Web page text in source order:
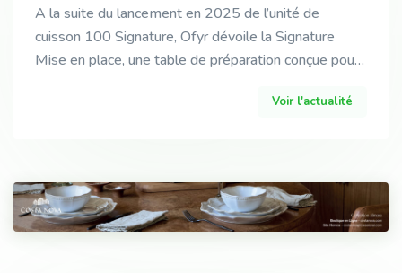
A la suite du lancement en 2025 de l’unité de
cuisson 100 Signature, Ofyr dévoile la Signature
Mise en place, une table de préparation conçue pour
Voir l'actualité